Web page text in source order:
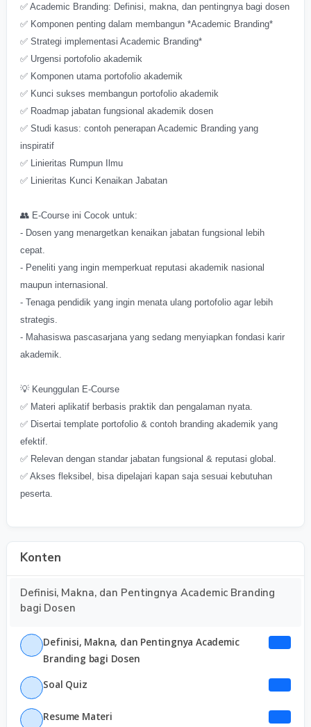
✅ Academic Branding: Definisi, makna, dan pentingnya bagi dosen
✅ Komponen penting dalam membangun *Academic Branding*
✅ Strategi implementasi Academic Branding*
✅ Urgensi portofolio akademik
✅ Komponen utama portofolio akademik
✅ Kunci sukses membangun portofolio akademik
✅ Roadmap jabatan fungsional akademik dosen
✅ Studi kasus: contoh penerapan Academic Branding yang
inspiratif
✅ Linieritas Rumpun Ilmu
✅ Linieritas Kunci Kenaikan Jabatan
👥 E-Course ini Cocok untuk:
- Dosen yang menargetkan kenaikan jabatan fungsional lebih
cepat.
- Peneliti yang ingin memperkuat reputasi akademik nasional
maupun internasional.
- Tenaga pendidik yang ingin menata ulang portofolio agar lebih
strategis.
- Mahasiswa pascasarjana yang sedang menyiapkan fondasi karir
akademik.
💡 Keunggulan E-Course
✅ Materi aplikatif berbasis praktik dan pengalaman nyata.
✅ Disertai template portofolio & contoh branding akademik yang
efektif.
✅ Relevan dengan standar jabatan fungsional & reputasi global.
✅ Akses fleksibel, bisa dipelajari kapan saja sesuai kebutuhan
peserta.
Konten
Definisi, Makna, dan Pentingnya Academic Branding
bagi Dosen
Definisi, Makna, dan Pentingnya Academic
Branding bagi Dosen
Soal Quiz
Resume Materi